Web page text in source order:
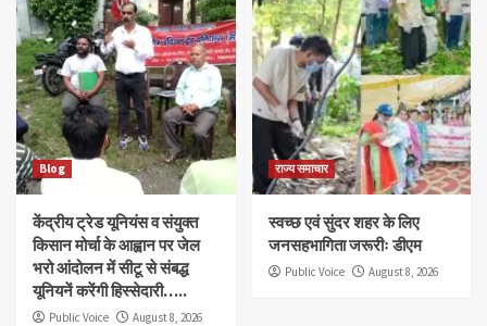
Blog
केंद्रीय ट्रेड यूनियंस व संयुक्त
किसान मोर्चा के आह्वान पर जेल
भरो आंदोलन में सीटू से संबद्ध
यूनियनें करेंगी हिस्सेदारी…..
Public Voice August 8, 2026
राज्य समाचार
स्वच्छ एवं सुंदर शहर के लिए
जनसहभागिता जरूरीः डीएम
Public Voice August 8, 2026